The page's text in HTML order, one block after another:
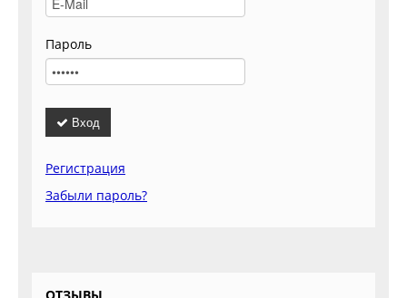
Пароль
Вход
Регистрация
Забыли пароль?